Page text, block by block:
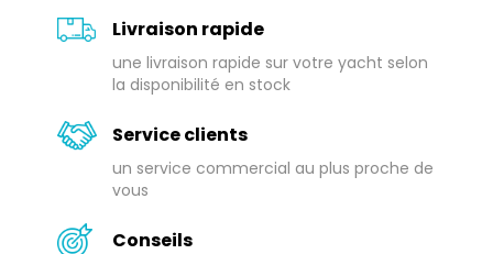
Livraison rapide
une livraison rapide sur votre yacht selon
la disponibilité en stock
Service clients
un service commercial au plus proche de
vous
Conseils